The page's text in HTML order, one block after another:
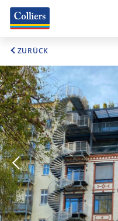
ZURÜCK